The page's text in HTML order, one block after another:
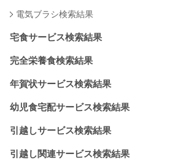
電気ブラシ検索結果
宅食サービス検索結果
完全栄養食検索結果
年賀状サービス検索結果
幼児食宅配サービス検索結果
引越しサービス検索結果
引越し関連サービス検索結果